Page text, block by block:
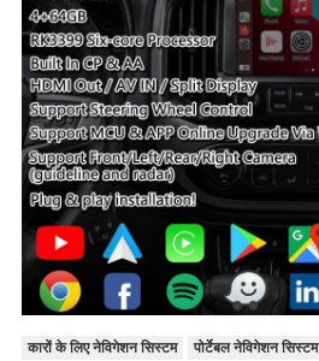
कारों के लिए नेविगेशन सिस्टम पोर्टेबल नेविगेशन सिस्टम